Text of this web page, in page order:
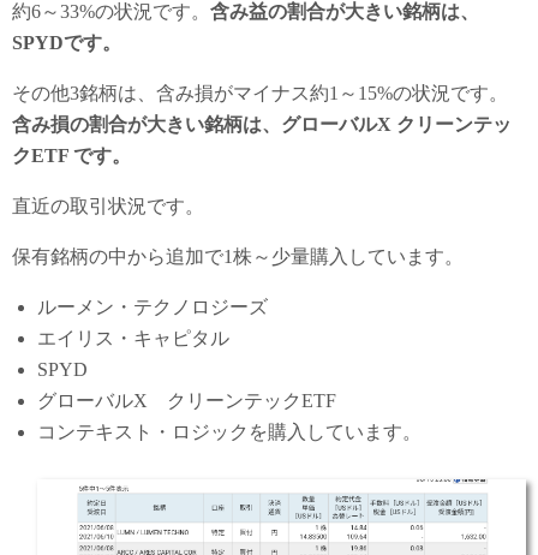
約6～33%の状況です。 含み益の割合が大きい銘柄は、
SPYDです。
その他3銘柄は、含み損がマイナス約1～15%の状況です。
含み損の割合が大きい銘柄は、グローバルX クリーンテッ
クETF です。
直近の取引状況です。
保有銘柄の中から追加で1株～少量購入しています。
ルーメン・テクノロジーズ
エイリス・キャピタル
SPYD
グローバルX クリーンテックETF
コンテキスト・ロジックを購入しています。